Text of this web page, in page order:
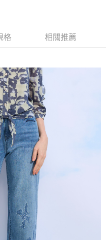
立後會自動跳轉到大哥付的交易
數、繳款截止日，確認付款後即完
或遇審核未通過，訂單將自動取
未達大哥付你分期系統評分，恕無
期」於每月結算日後寄送繳費提
條碼／台灣大直營門市／銀行轉
繳費。
（以下簡稱本公司）所提供，讓
服務，並由商店將買賣／分期付款
公司帳單繳交帳款。
約關係目的，商店將以您的個人
灣大哥大進項蒐集、處理及利用，
之確認、核對及更正。
https://oppay.tw/userRule
需儲值。
可結帳。
。
後，將跳轉至「AFTEE先享後付」
即可完成結帳。
簡訊。
簡訊中的連結，可透過四大超商／
方視為交易完成。
費，但若您需要取消訂單，請聯絡
仍視為有效，需透過AFTEE先享
之結帳頁面顯示為準，若有關於
疑問，請聯繫「AFTEE先享後付
support/home
AFTEE先享後付」服務完成之交
免運費
免運費
免運費
格 相關推薦